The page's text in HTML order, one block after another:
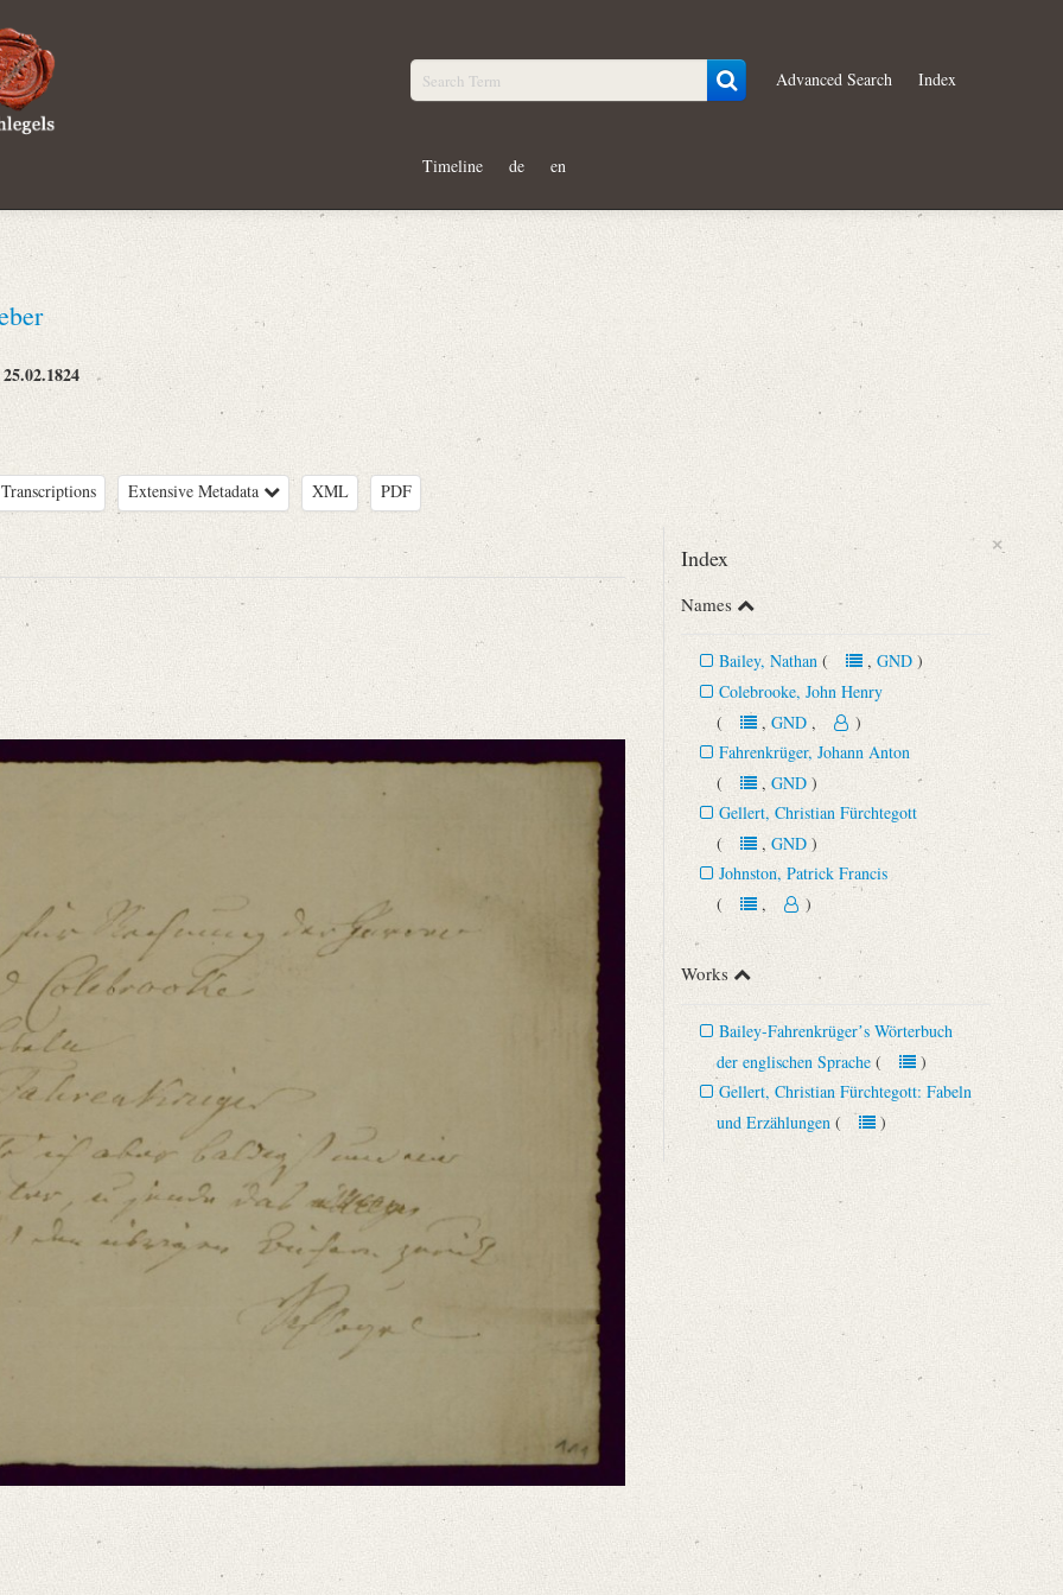
Advanced Search Index
Timeline de en
25.02.1824
Extensive Metadata XML PDF
×
Index
Names
Bailey, Nathan (, GND)
Colebrooke, John Henry
(, GND, )
Fahrenkrüger, Johann Anton
(, GND)
Gellert, Christian Fürchtegott
(, GND)
Johnston, Patrick Francis
(, )
Works
Bailey-Fahrenkrügerʼs Wörterbuch
der englischen Sprache ()
Gellert, Christian Fürchtegott: Fabeln
und Erzählungen ()